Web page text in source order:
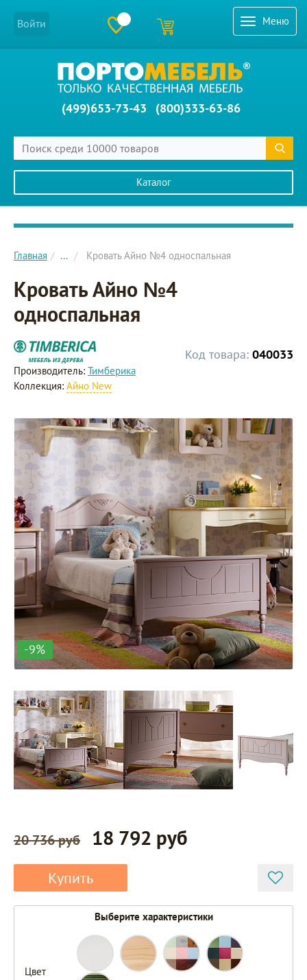
Меню
Войти
(499)653-73-43 (800)333-63-86
Каталог
Главное меню сайта
Главная ... Кровать Айно №4 односпальная
Кровать Айно №4
односпальная
Код товара: 040033
Производитель: Тимберика
Коллекция: Айно New
-9%
20 736 руб 18 792 руб
Купить
Выберите характеристики
Цвет